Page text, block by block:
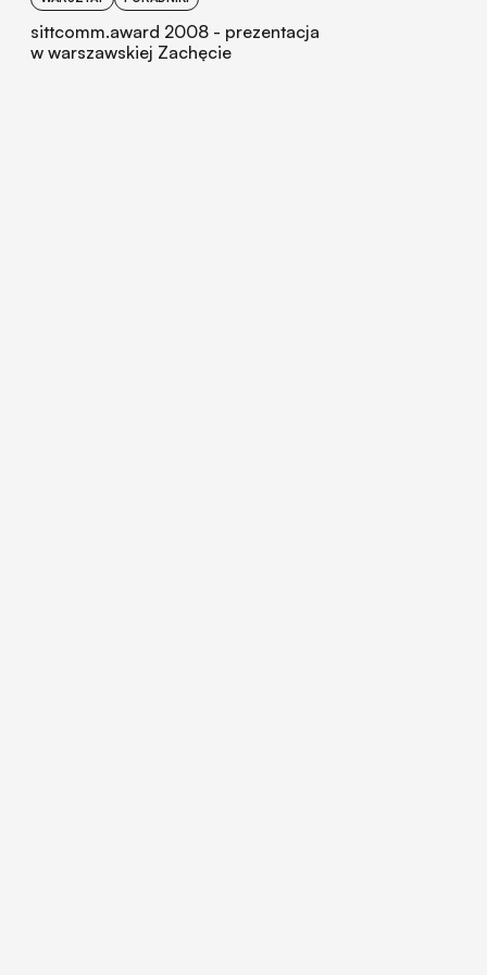
sittcomm.award 2008 - prezentacja
w warszawskiej Zachęcie